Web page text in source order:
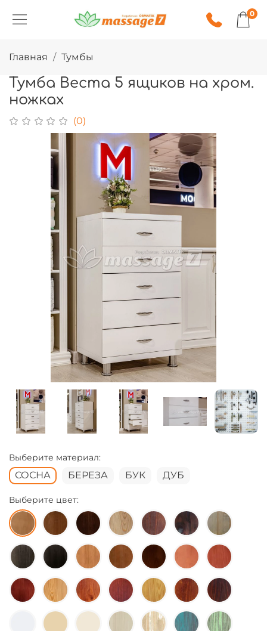
0
Главная Тумбы
Тумба Веста 5 ящиков на хром.
ножках
(0)
Выберите материал:
СОСНА БЕРЕЗА БУК ДУБ
Выберите цвет: